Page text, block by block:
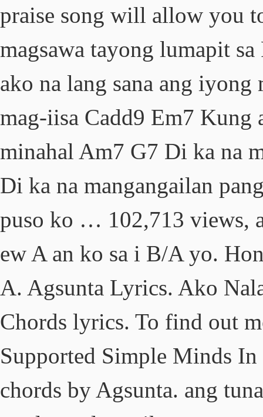
praise song will allow you
magsawa tayong lumapit
ako na lang sana ang
mag-iisa Cadd9 Em7 Kung
minahal Am7 G7 Di ka na
Di ka na mangangailan
puso ko … 102,713 views,
ew A an ko sa i B/A yo.
A. Agsunta Lyrics. Ako
Chords lyrics. To find out
Supported Simple Minds
chords by Agsunta. ang